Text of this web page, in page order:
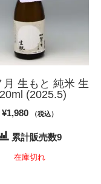
月 生もと 純米 生
(2025.5)
¥1,980 （税込）
累計販売数9
在庫切れ